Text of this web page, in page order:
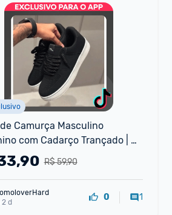
Camurça Masculino
com Cadarço Trançado |
Rápido
R$ 59,90
2 d
0 1